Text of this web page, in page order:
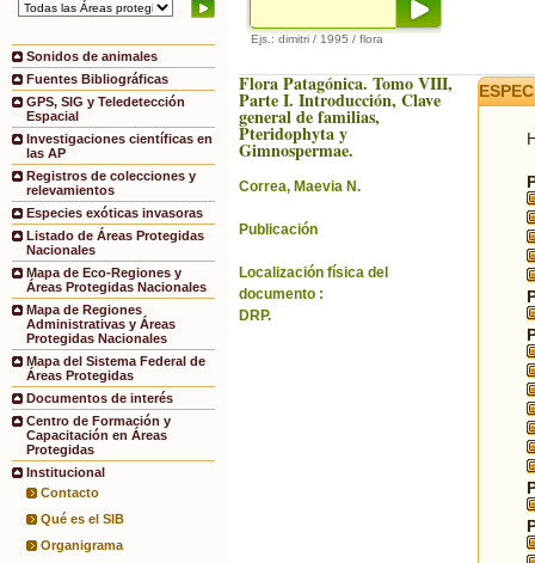
Sonidos de animales
Fuentes Bibliográficas
GPS, SIG y Teledetección
Espacial
Investigaciones científicas en
las AP
Registros de colecciones y
relevamientos
Especies exóticas invasoras
Listado de Áreas Protegidas
Nacionales
Mapa de Eco-Regiones y
Áreas Protegidas Nacionales
Mapa de Regiones
Administrativas y Áreas
Protegidas Nacionales
Mapa del Sistema Federal de
Áreas Protegidas
Documentos de interés
Centro de Formación y
Capacitación en Áreas
Protegidas
Institucional
Contacto
Qué es el SIB
Organigrama
Ejs.: dimitri / 1995 / flora
Flora Patagónica. Tomo VIII,
Parte I. Introducción, Clave
general de familias,
Pteridophyta y
Gimnospermae.
Correa, Maevia N.
Publicación
Localización física del
documento :
DRP.